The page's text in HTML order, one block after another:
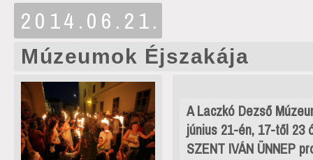
2014.06.21.
Múzeumok Éjszakája
A Laczkó Dezső
június 21-én, 17-től 23
SZENT IVÁN ÜNNEP